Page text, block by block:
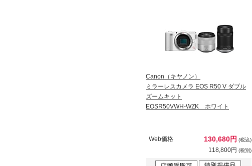
Canon（キヤノン）
ミラーレスカメラ EOS R50 V ダブル
ズームキット
EOSR50VWH-WZK ホワイト
Web価格 130,680円 (税込)
118,800円 (税別)